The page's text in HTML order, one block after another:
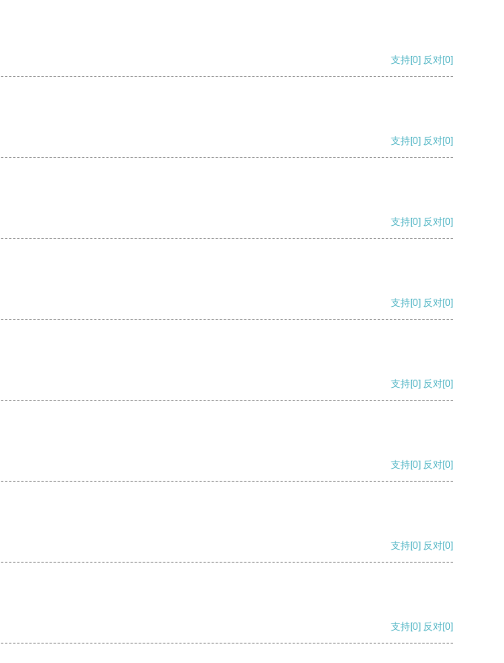
支持[0] 反对[0]
支持[0] 反对[0]
支持[0] 反对[0]
支持[0] 反对[0]
支持[0] 反对[0]
支持[0] 反对[0]
支持[0] 反对[0]
支持[0] 反对[0]